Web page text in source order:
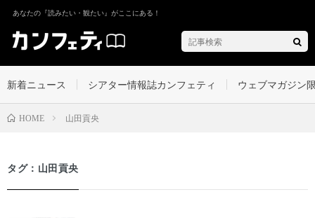
あなたの『読みたい・観たい』がここにある！
新着ニュース シアター情報誌カンフェティ ウェブマガジン
HOME 山田貢央
タグ：山田貢央